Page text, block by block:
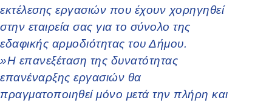
εκτέλεσης εργασιών που έχουν χορηγηθεί
στην εταιρεία σας για το σύνολο της
εδαφικής αρμοδιότητας του Δήμου.
»Η επανεξέταση της δυνατότητας
επανέναρξης εργασιών θα
πραγματοποιηθεί μόνο μετά την πλήρη και